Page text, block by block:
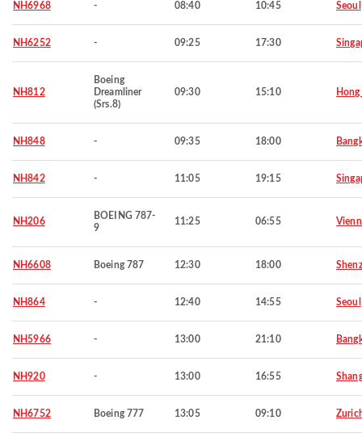
NH6968 - 08:40 10:45 Seoul
NH6252 - 09:25 17:30
NH812
Boeing
Dreamliner
(Srs.8)
09:30 15:10
NH848 - 09:35 18:00
NH842 - 11:05 19:15
NH206
BOEING 787-
9
11:25 06:55
NH6608 Boeing 787 12:30 18:00
NH864 - 12:40 14:55 Seoul
NH5966 - 13:00 21:10
NH920 - 13:00 16:55
NH6752 Boeing 777 13:05 09:10